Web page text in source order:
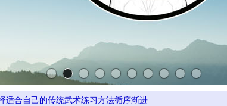
适合自己的传统武术练习方法循序渐进